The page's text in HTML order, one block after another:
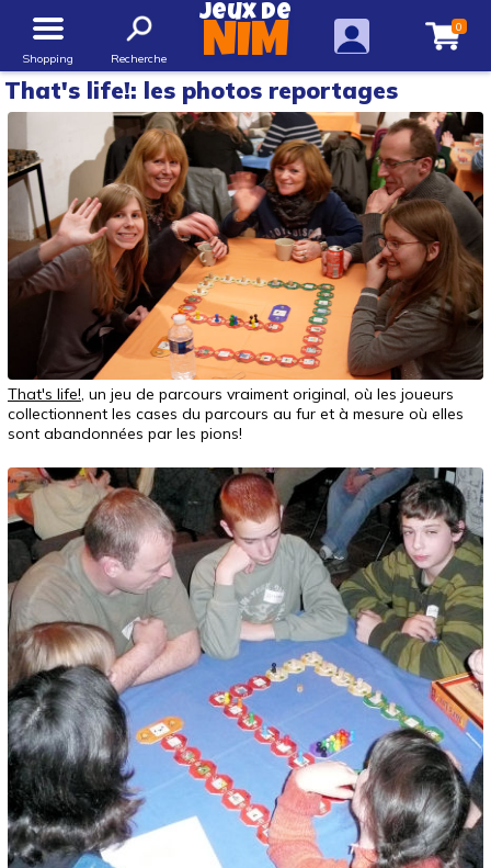
Shopping Recherche
Jeux de
NIM 0
That's life!: les photos reportages
That's life!, un jeu de parcours vraiment original, où les joueurs
collectionnent les cases du parcours au fur et à mesure où elles
sont abandonnées par les pions!